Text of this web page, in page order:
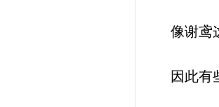
像谢鸢
因此有